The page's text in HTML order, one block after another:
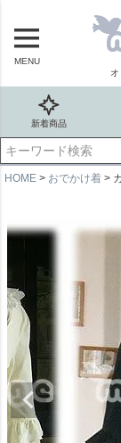
MENU
新着商品
HOME おでかけ着